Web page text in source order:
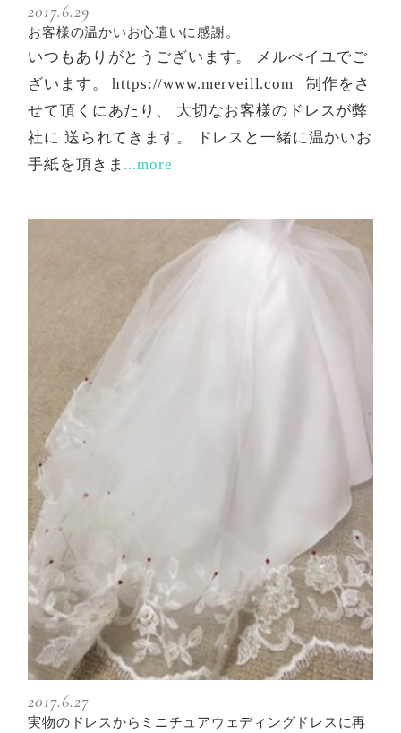
2017.6.29
お客様の温かいお心遣いに感謝。
いつもありがとうございます。 メルべイユでご
ざいます。 https://www.merveill.com 制作をさ
せて頂くにあたり、 大切なお客様のドレスが弊
社に 送られてきます。 ドレスと一緒に温かいお
手紙を頂きま ...more
2017.6.27
実物のドレスからミニチュアウェディングドレスに再